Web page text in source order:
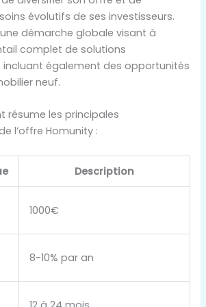
évolutifs de ses investisseurs.
une démarche globale visant à
complet de solutions
incluant également des opportunités
neuf.
résume les principales
l’offre Homunity :
Description
1000€
8-10% par an